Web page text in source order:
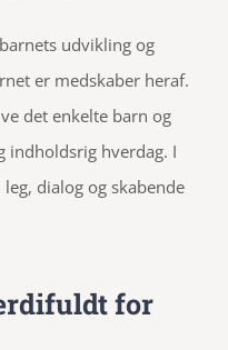
udvikling og
er medskaber heraf.
det enkelte barn og
indholdsrig hverdag. I
dialog og skabende
for